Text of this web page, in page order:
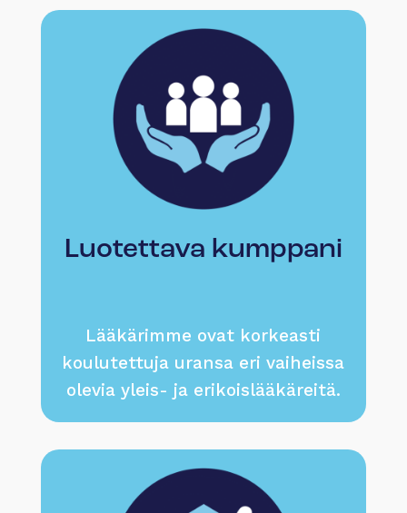
Luotettava kumppani
Lääkärimme ovat korkeasti
koulutettuja uransa eri vaiheissa
olevia yleis- ja erikoislääkäreitä.